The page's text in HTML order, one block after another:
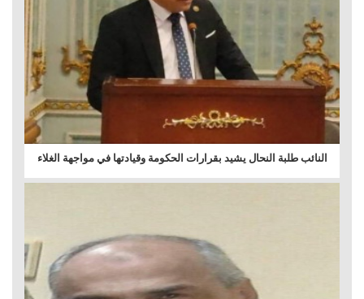
النائب طلبة النحال يشيد بقرارات الحكومة وقيادتها في مواجهة الغلاء